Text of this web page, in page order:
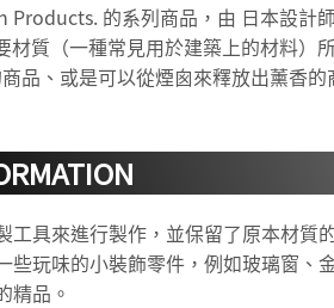
的系列商品，由 日本設計
材質（一種常見用於建築上的材料）
品、或是可以從煙囪來釋放出薰香
工具來進行製作，並保留了原本材質
些玩味的小裝飾零件，例如玻璃窗
精品。